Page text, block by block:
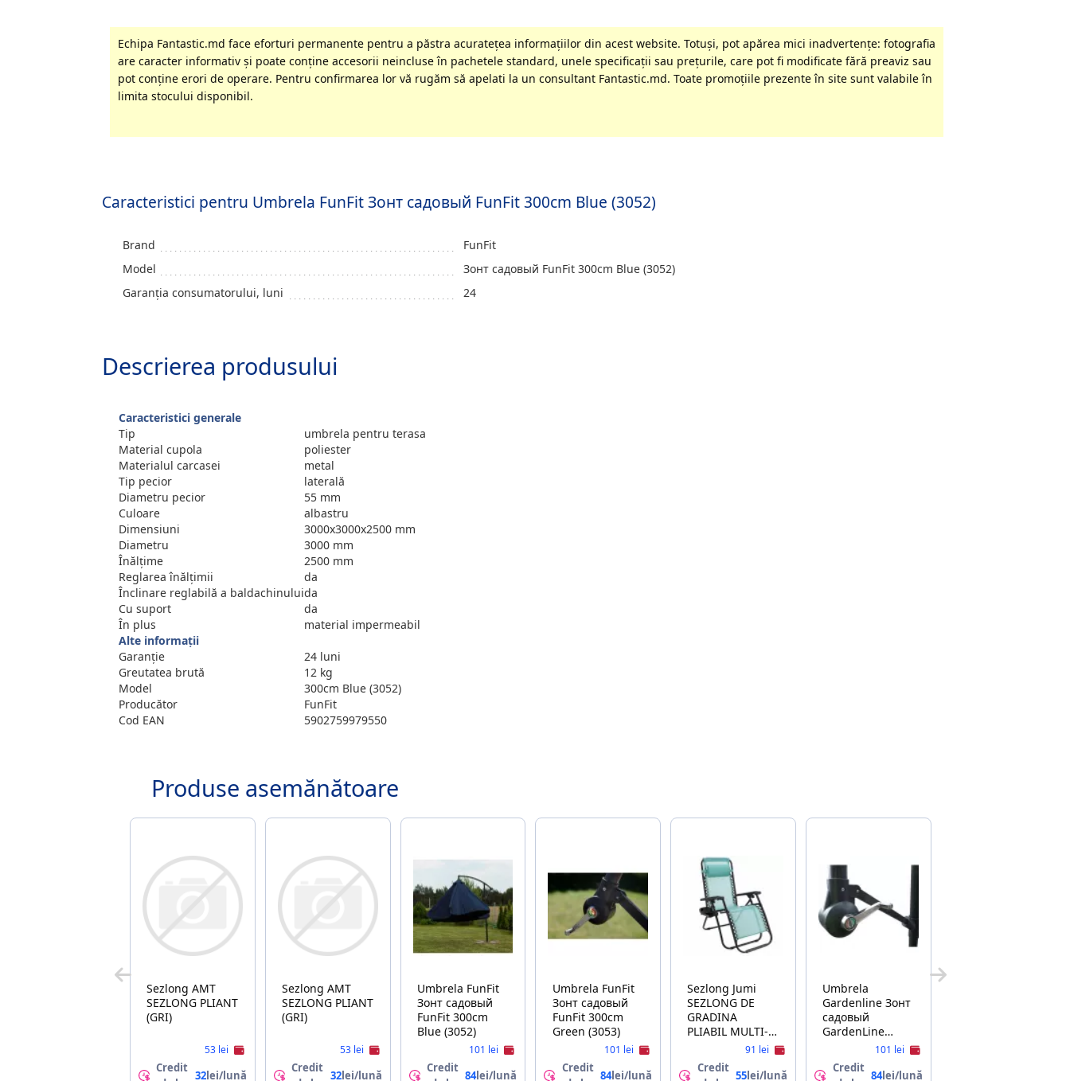
Echipa Fantastic.md face eforturi permanente pentru a păstra acurateţea informaţiilor din acest website. Totuși, pot apărea mici inadvertenţe: fotografia
are caracter informativ şi poate conţine accesorii neincluse în pachetele standard, unele specificaţii sau preţurile, care pot fi modificate fără preaviz sau
pot conţine erori de operare. Pentru confirmarea lor vă rugăm să apelati la un consultant Fantastic.md. Toate promoţiile prezente în site sunt valabile în
limita stocului disponibil.
Caracteristici pentru Umbrela FunFit Зонт садовый FunFit 300cm Blue (3052)
Brand
FunFit
Model
Зонт садовый FunFit 300cm Blue (3052)
Garanția consumatorului, luni
24
Descrierea produsului
Caracteristici generale
Tip
umbrela pentru terasa
Material cupola
poliester
Materialul carcasei
metal
Tip pecior
laterală
Diametru pecior
55 mm
Culoare
albastru
Dimensiuni
3000x3000x2500 mm
Diametru
3000 mm
Înălţime
2500 mm
Reglarea înălțimii
da
Înclinare reglabilă a baldachinuluida
Cu suport
da
În plus
material impermeabil
Alte informații
Garanție
24 luni
Greutatea brută
12 kg
Model
300cm Blue (3052)
Producător
FunFit
Cod EAN
5902759979550
Produse asemănătoare
Sezlong AMT
SEZLONG PLIANT
(GRI)
53 lei
Credit
32lei/lună
Sezlong AMT
SEZLONG PLIANT
(GRI)
53 lei
Credit
32lei/lună
Umbrela FunFit
Зонт садовый
FunFit 300cm
Blue (3052)
101 lei
Credit
84lei/lună
Umbrela FunFit
Зонт садовый
FunFit 300cm
Green (3053)
101 lei
Credit
84lei/lună
Sezlong Jumi
SEZLONG DE
GRADINA
PLIABIL MULTI-
POZITII CU RAFT
SI BLOCARE
SCAUN
91 lei
Credit
55lei/lună
Umbrela
Gardenline Зонт
садовый
GardenLine
GAO2866 Beige
101 lei
Credit
84lei/lună